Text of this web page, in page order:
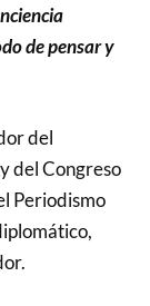
de pensar y
del
del Congreso
Periodismo